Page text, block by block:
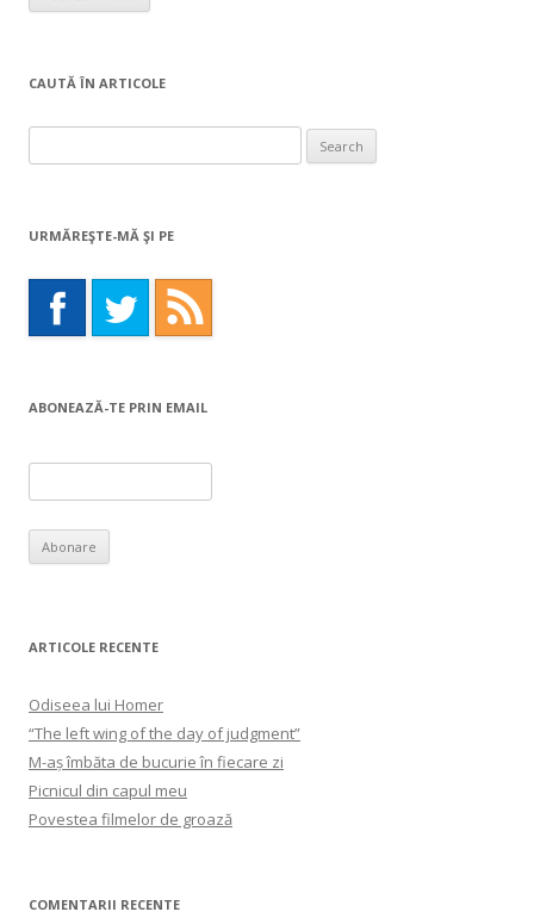
CAUTĂ ÎN ARTICOLE
for:
URMĂREŞTE-MĂ ŞI PE
ABONEAZĂ-TE PRIN EMAIL
ARTICOLE RECENTE
Odiseea lui Homer
“The left wing of the day of judgment”
M-aș îmbăta de bucurie în fiecare zi
Picnicul din capul meu
Povestea filmelor de groază
COMENTARII RECENTE